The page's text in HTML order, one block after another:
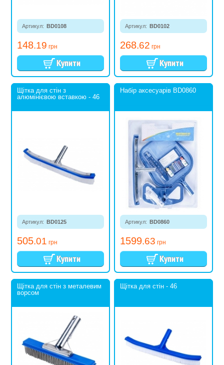
Артикул: BD0108
148.19 грн
Артикул: BD0102
268.62 грн
Щітка для стін з
алюмінієвою вставкою - 46
Артикул: BD0125
505.01 грн
Набір аксесуарів BD0860
Артикул: BD0860
1599.63 грн
Щітка для стін з металевим
ворсом
Щітка для стін - 46